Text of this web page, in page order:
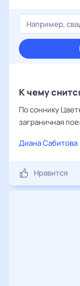
К чему
По соннику
заграничная
Диана Сабитова
Нравится